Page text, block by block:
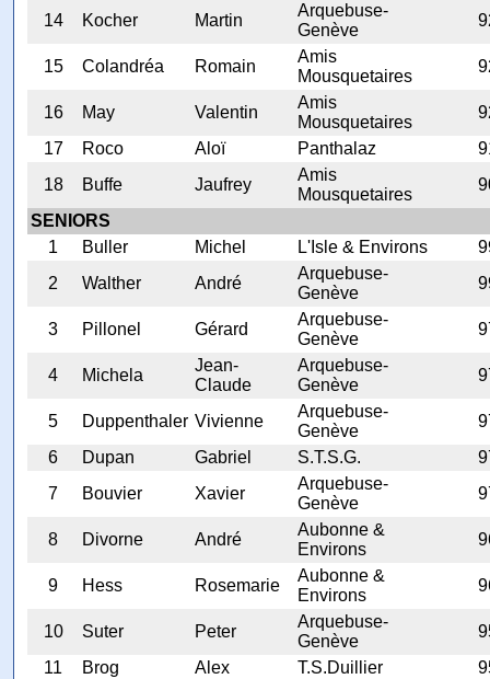
14
Kocher Martin
Arquebuse-
Genève
15 Colandréa Romain
Amis
Mousquetaires
16 May Valentin
Amis
Mousquetaires
17
Roco Aloï Panthalaz
18
Buffe Jaufrey
Amis
Mousquetaires
SENIORS
1
Buller Michel L'Isle & Environs
2
Walther André
Arquebuse-
Genève
3 Pillonel Gérard
Arquebuse-
Genève
4 Michela
Jean-
Claude
Arquebuse-
Genève
5 Duppenthaler Vivienne
Arquebuse-
Genève
6
Dupan Gabriel S.T.S.G.
7
Bouvier Xavier
Arquebuse-
Genève
8 Divorne André
Aubonne &
Environs
9 Hess Rosemarie
Aubonne &
Environs
10 Suter Peter
Arquebuse-
Genève
11
Brog Alex T.S.Duillier